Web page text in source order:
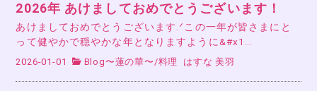
2026年 あけましておめでとうございます！
あけましておめでとうございます.ᐟこの一年が皆さまにと
って健やかで穏やかな年となりますように&#x1…
2026-01-01 Blog〜蓮の華〜 /料理 はすな 美羽